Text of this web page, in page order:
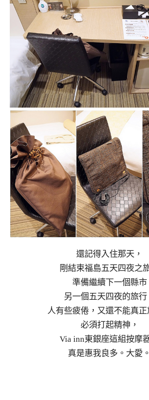
還記得入住那天，
剛結束福島五天四夜之
準備繼續下一個縣市
另一個五天四夜的旅行
人有些疲倦，又還不能真正
必須打起精神，
Via inn東銀座這組按摩
真是惠我良多。大愛。